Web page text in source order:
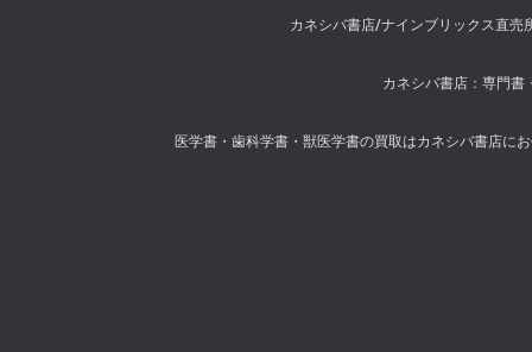
カネシバ書店/ナインブリックス直売
カネシバ書店：専門書
医学書・歯科学書・獣医学書の買取はカネシバ書店に